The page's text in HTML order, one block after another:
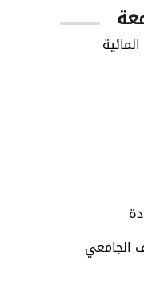
الجامعي